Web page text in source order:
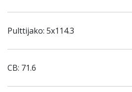
Pulttijako: 5x114.3
CB: 71.6